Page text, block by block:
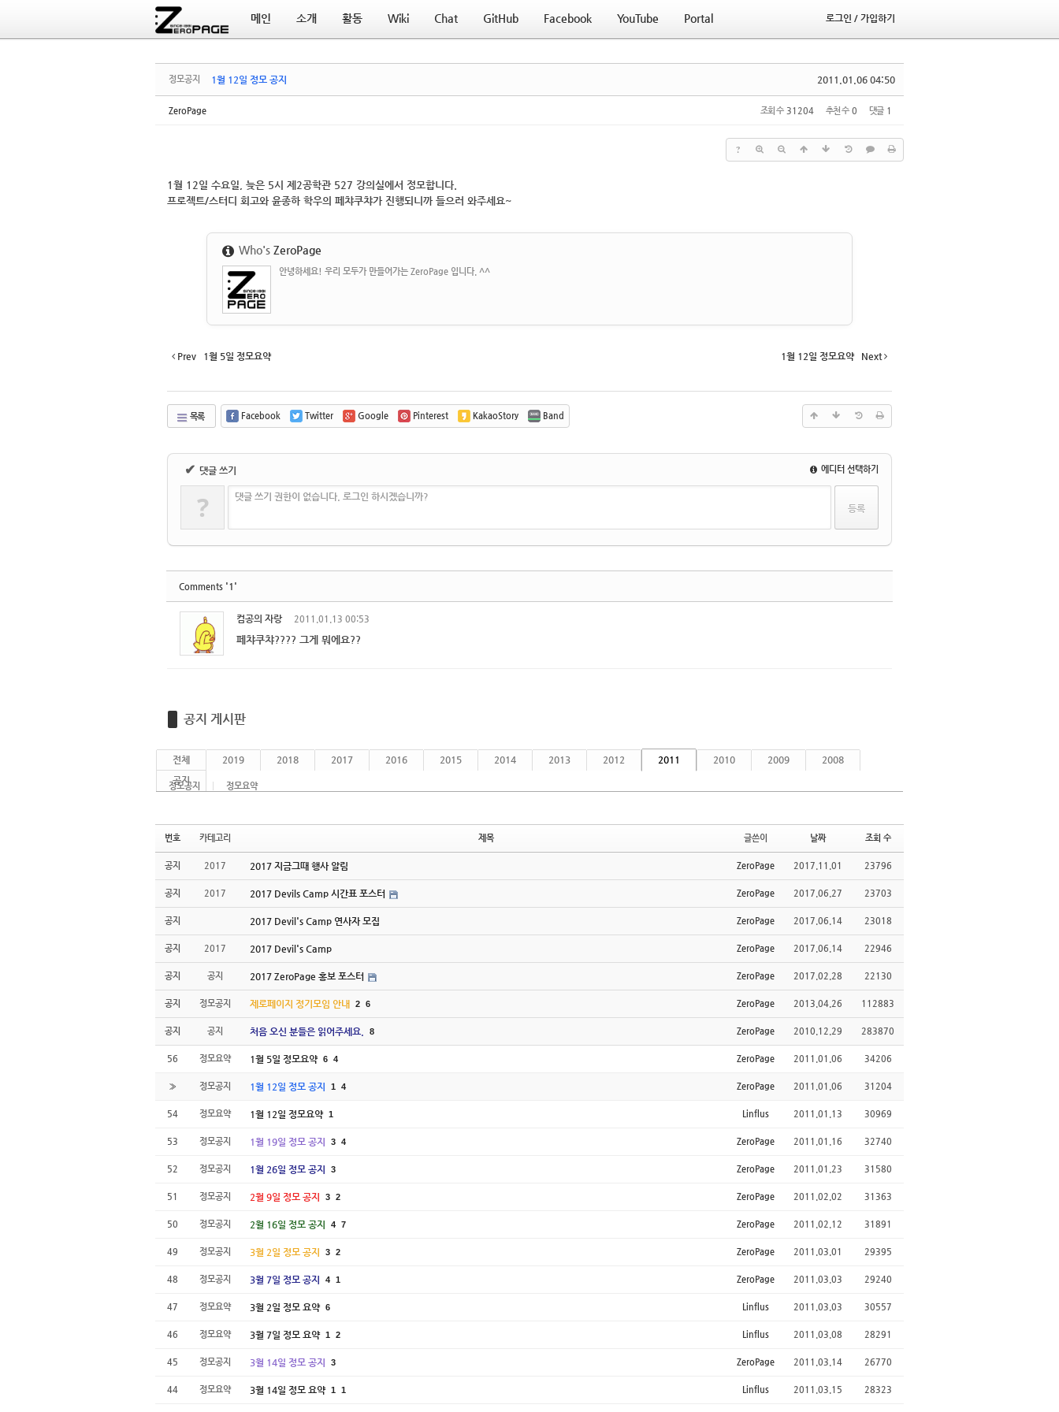
메인 소개 활동 Wiki Chat GitHub Facebook YouTube Portal 로그인 / 가입하기
정모공지 2011.01.06 04:50
1월 12일 정모 공지
ZeroPage 조회 수 31204 추천 수 0 댓글 1
?
1월 12일 수요일, 늦은 5시 제2공학관 527 강의실에서 정모합니다.
프로젝트/스터디 회고와 윤종하 학우의 페챠쿠챠가 진행되니까 들으러 와주세요~
Who's ZeroPage
안녕하세요! 우리 모두가 만들어가는 ZeroPage 입니다. ^^
Prev 1월 5일 정모요약 1월 12일 정모요약 Next
목록 Facebook Twitter Google Pinterest KakaoStory Band
✔ 댓글 쓰기 에디터 선택하기
? 댓글 쓰기 권한이 없습니다. 로그인 하시겠습니까?
Comments '1'
컴공의 자랑 2011.01.13 00:53
페챠쿠챠???? 그게 뭐에요??
공지 게시판
전체 2019 2018 2017 2016 2015 2014 2013 2012 2011
정모공지 정모요약
2010 2009
2008
공지
번호 카테고리 제목 글쓴이 날짜 조회 수
공지 2017 2017 지금그때 행사 알림 ZeroPage 2017.11.01 23796
공지 2017 2017 Devils Camp 시간표 포스터 ZeroPage 2017.06.27 23703
공지 2017 Devil's Camp 연사자 모집 ZeroPage 2017.06.14 23018
공지 2017 2017 Devil's Camp ZeroPage 2017.06.14 22946
공지 공지 2017 ZeroPage 홍보 포스터 ZeroPage 2017.02.28 22130
공지 정모공지 제로페이지 정기모임 안내 2 6 ZeroPage 2013.04.26 112883
공지 공지 처음 오신 분들은 읽어주세요. 8 ZeroPage 2010.12.29 283870
56 정모요약 1월 5일 정모요약 6 4 ZeroPage 2011.01.06 34206
» 정모공지 1월 12일 정모 공지 1 4 ZeroPage 2011.01.06 31204
54 정모요약 1월 12일 정모요약 1 Linflus 2011.01.13 30969
53 정모공지 1월 19일 정모 공지 3 4 ZeroPage 2011.01.16 32740
52 정모공지 1월 26일 정모 공지 3 ZeroPage 2011.01.23 31580
51 정모공지 2월 9일 정모 공지 3 2 ZeroPage 2011.02.02 31363
50 정모공지 2월 16일 정모 공지 4 7 ZeroPage 2011.02.12 31891
49 정모공지 3월 2일 정모 공지 3 2 ZeroPage 2011.03.01 29395
48 정모공지 3월 7일 정모 공지 4 1 ZeroPage 2011.03.03 29240
47 정모요약 3월 2일 정모 요약 6 Linflus 2011.03.03 30557
46 정모요약 3월 7일 정모 요약 1 2 Linflus 2011.03.08 28291
45 정모공지 3월 14일 정모 공지 3 ZeroPage 2011.03.14 26770
44 정모요약 3월 14일 정모 요약 1 1 Linflus 2011.03.15 28323
Sketchbook5, 스케치북5
Sketchbook5, 스케치북5